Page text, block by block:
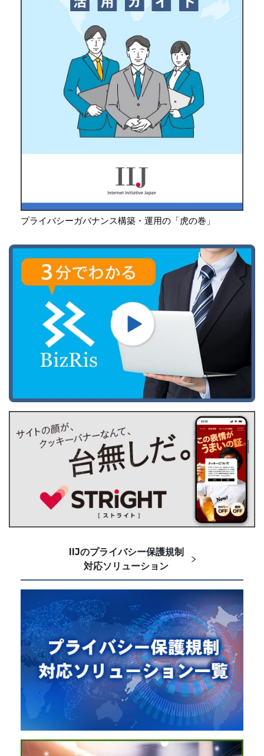
プライバシーガバナンス構築・運用の「虎の巻」
IIJのプライバシー保護規制
対応ソリューション